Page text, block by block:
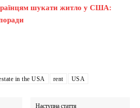
шукати житло у США:
in the USA rent USA
Наступна стаття